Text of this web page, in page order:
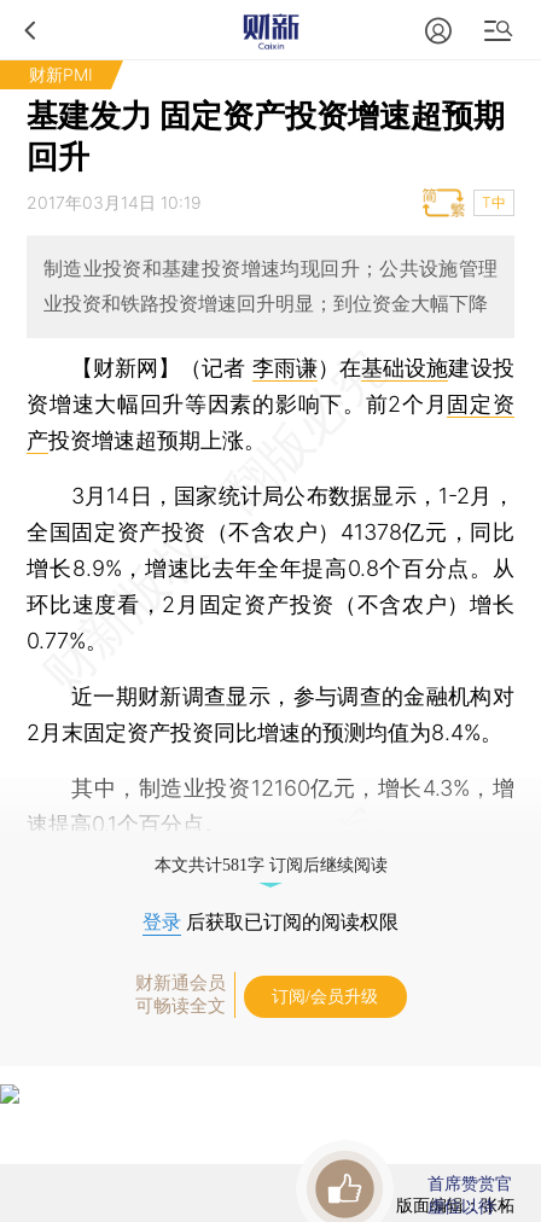
财新PMI
基建发力 固定资产投资增速超预期
回升
2017年03月14日 10:19 T中
制造业投资和基建投资增速均现回升；公共设施管理
业投资和铁路投资增速回升明显；到位资金大幅下降
【财新网】（记者 李雨谦） 在基础设施建设投
资增速大幅回升等因素的影响下。前2个月 固定资
产投资增速超预期上涨。
3月14日，国家统计局公布数据显示，1-2月，
全国固定资产投资（不含农户）41378亿元，同比
增长8.9%，增速比去年全年提高0.8个百分点。从
环比速度看，2月固定资产投资（不含农户）增长
0.77%。
近一期财新调查显示，参与调查的金融机构对
2月末固定资产投资同比增速的预测均值为8.4%。
其中，制造业投资12160亿元，增长4.3%，增
速提高0.1个百分点。
本文共计581字 订阅后继续阅读
登录 后获取已订阅的阅读权限
财新通会员
可畅读全文
订阅/会员升级
版面编辑：张柘
首席赞赏官
虚位以待